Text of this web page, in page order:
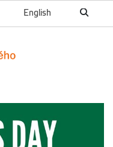
English